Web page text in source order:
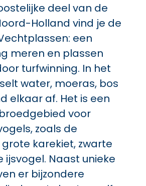
deel van de
Holland vind je de
een
meren en plassen
turfwinning. In het
water, moeras, bos
elkaar af. Het is een
voor
zoals de
karekiet, zwarte
ijsvogel. Naast unieke
er bijzondere